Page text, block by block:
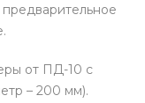
от ПД-10 с
– 200 мм).